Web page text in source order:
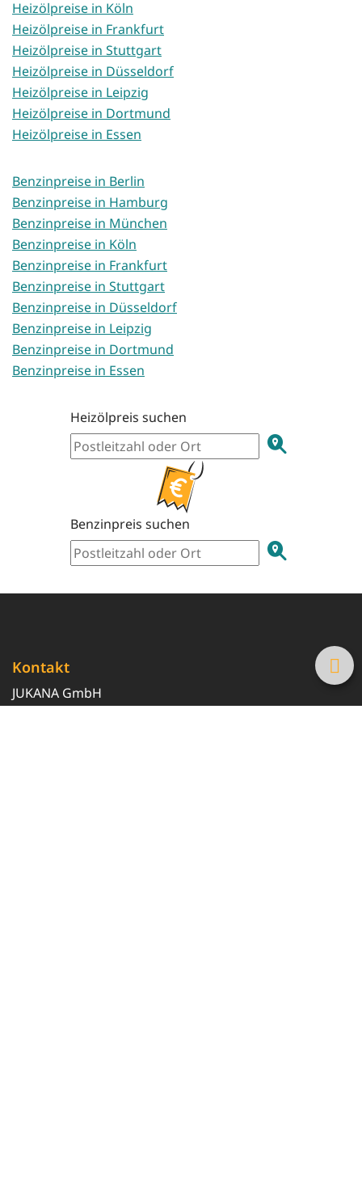
Heizölpreise in Köln
Heizölpreise in Frankfurt
Heizölpreise in Stuttgart
Heizölpreise in Düsseldorf
Heizölpreise in Leipzig
Heizölpreise in Dortmund
Heizölpreise in Essen
Benzinpreise in Berlin
Benzinpreise in Hamburg
Benzinpreise in München
Benzinpreise in Köln
Benzinpreise in Frankfurt
Benzinpreise in Stuttgart
Benzinpreise in Düsseldorf
Benzinpreise in Leipzig
Benzinpreise in Dortmund
Benzinpreise in Essen
Heizölpreis suchen
Benzinpreis suchen
Kontakt
JUKANA GmbH